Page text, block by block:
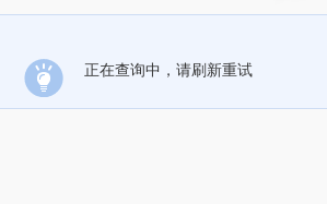
正在查询中，请刷新重试